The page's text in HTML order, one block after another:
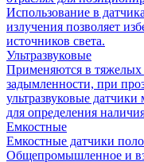
Использование в
излучения позволяет
источников света.
Ультразвуковые
Применяются в тяжелых
задымленности, при
ультразвуковые
для определения
Емкостные
Емкостные датчики
Общепромышленное и